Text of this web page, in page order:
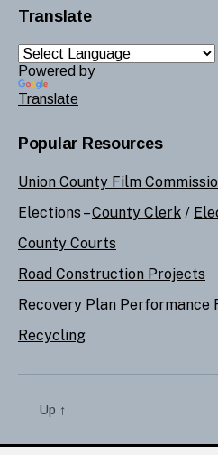
Translate
Powered by
Translate
Popular Resources
Union County Film
Elections –County Clerk /
County Courts
Road Construction Projects
Recovery Plan Performance
Recycling
Up ↑